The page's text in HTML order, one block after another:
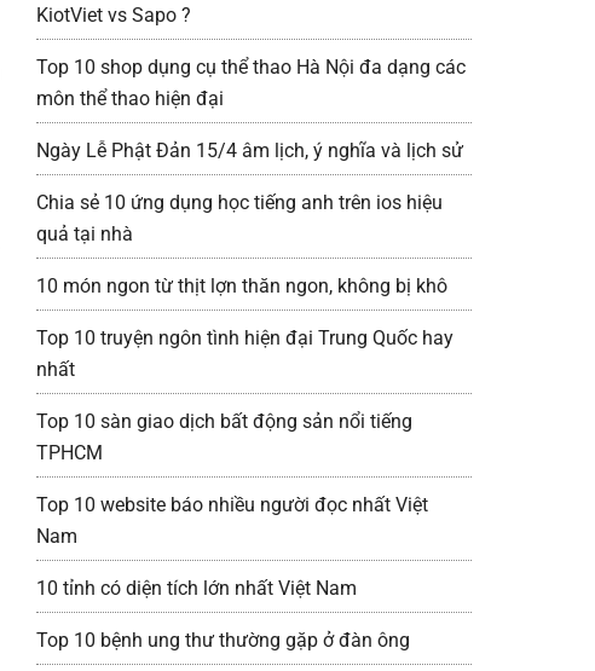
KiotViet vs Sapo ?
Top 10 shop dụng cụ thể thao Hà Nội đa dạng các
môn thể thao hiện đại
Ngày Lễ Phật Đản 15/4 âm lịch, ý nghĩa và lịch sử
Chia sẻ 10 ứng dụng học tiếng anh trên ios hiệu
quả tại nhà
10 món ngon từ thịt lợn thăn ngon, không bị khô
Top 10 truyện ngôn tình hiện đại Trung Quốc hay
nhất
Top 10 sàn giao dịch bất động sản nổi tiếng
TPHCM
Top 10 website báo nhiều người đọc nhất Việt
Nam
10 tỉnh có diện tích lớn nhất Việt Nam
Top 10 bệnh ung thư thường gặp ở đàn ông